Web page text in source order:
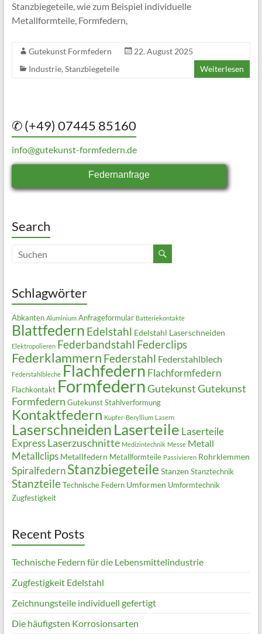
Stanzbiegeteile, wie zum Beispiel individuelle
Metallformteile, Formfedern,
Gutekunst Formfedern
22. August 2025
Industrie, Stanzbiegeteile Weiterlesen
✆ (+49) 07445 85160
info@gutekunst-formfedern.de
Federnanfrage
Search
Schlagwörter
Abkanten Aluminium Anfrageformular Batteriekontakte
Blattfedern Edelstahl Edelstahl Laserschneiden
Elektropolieren Federbandstahl Federclips
Federklammern Federstahl Federstahlblech
Federstahlbleche Flachfedern Flachformfedern
Flachkontakt FormfedernGutekunstGutekunst
Formfedern Gutekunst Stahlverformung
Kontaktfedern Kupfer-Beryllium Lasern
Laserschneiden Laserteile Laserteile
Express Laserzuschnitte Medizintechnik Messe Metall
Metallclips Metallfedern Metallformteile Passivieren Rohrklemmen
Spiralfedern Stanzbiegeteile Stanzen Stanztechnik
Stanzteile Technische Federn Umformen Umformtechnik
Zugfestigkeit
Recent Posts
Technische Federn für die Lebensmittelindustrie
Zugfestigkeit Edelstahl
Zeichnungsteile individuell gefertigt
Die häufigsten Korrosionsarten